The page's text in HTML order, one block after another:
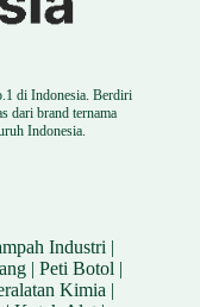
di Indonesia. Berdiri
dari brand ternama
Indonesia.
Industri |
|Peti Botol |
Kimia |